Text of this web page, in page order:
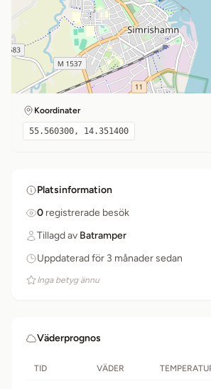
Koordinater
55.560300, 14.351400
Platsinformation
0 registrerade besök
Tillagd av Batramper
Uppdaterad för 3 månader sedan
Inga betyg ännu
Väderprognos
TID VÄDER